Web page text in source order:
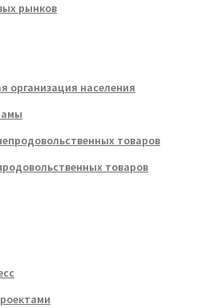
рынков
организация населения
товаров
товаров